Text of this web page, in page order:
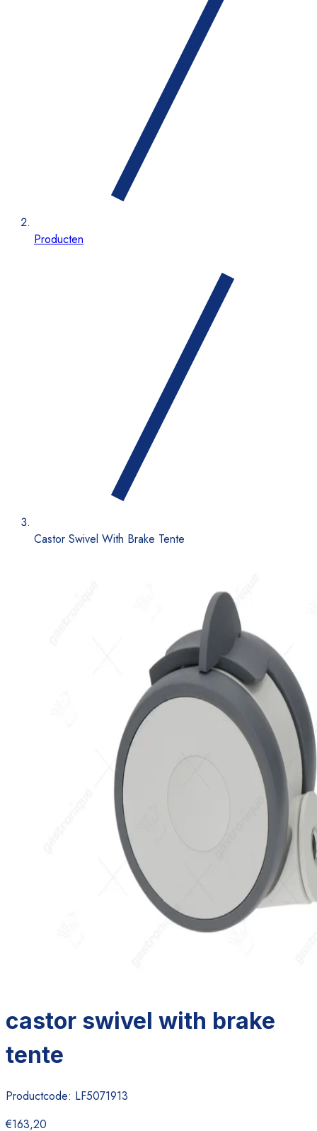
Producten
Castor Swivel With Brake Tente
castor swivel with brake
tente
Productcode: LF5071913
€163,20